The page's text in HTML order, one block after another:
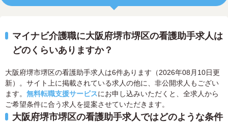
マイナビ介護職に大阪府堺市堺区の看護助手求人は
どのくらいありますか？
大阪府堺市堺区の看護助手求人は6件あります（2026年08月10日更
新）。サイト上に掲載されている求人の他に、非公開求人もござい
ます。 無料転職支援サービスにお申し込みいただくと、全求人から
ご希望条件に合う求人を提案させていただきます。
大阪府堺市堺区の看護助手求人ではどのような条件